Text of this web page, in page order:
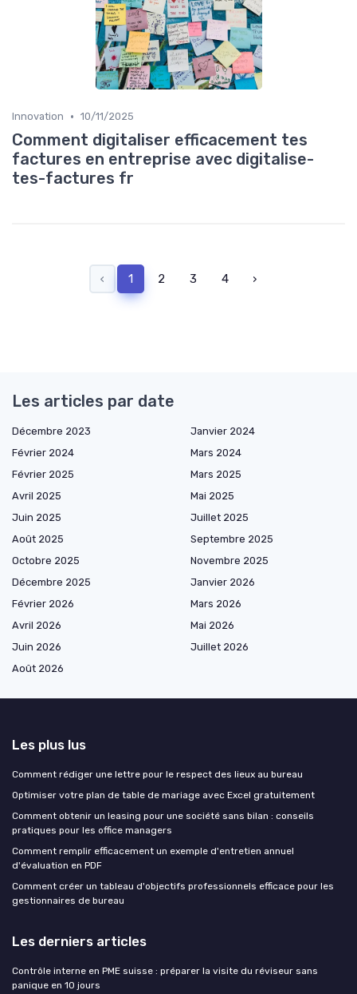
Innovation • 10/11/2025
Comment digitaliser efficacement tes
factures en entreprise avec digitalise-
tes-factures fr
‹ 1 2 3 4 ›
Les articles par date
Décembre 2023
Janvier 2024
Février 2024
Mars 2024
Février 2025
Mars 2025
Avril 2025
Mai 2025
Juin 2025
Juillet 2025
Août 2025
Septembre 2025
Octobre 2025
Novembre 2025
Décembre 2025
Janvier 2026
Février 2026
Mars 2026
Avril 2026
Mai 2026
Juin 2026
Juillet 2026
Août 2026
Les plus lus
Comment rédiger une lettre pour le respect des lieux au bureau
Optimiser votre plan de table de mariage avec Excel gratuitement
Comment obtenir un leasing pour une société sans bilan : conseils
pratiques pour les office managers
Comment remplir efficacement un exemple d'entretien annuel
d'évaluation en PDF
Comment créer un tableau d'objectifs professionnels efficace pour les
gestionnaires de bureau
Les derniers articles
Contrôle interne en PME suisse : préparer la visite du réviseur sans
panique en 10 jours